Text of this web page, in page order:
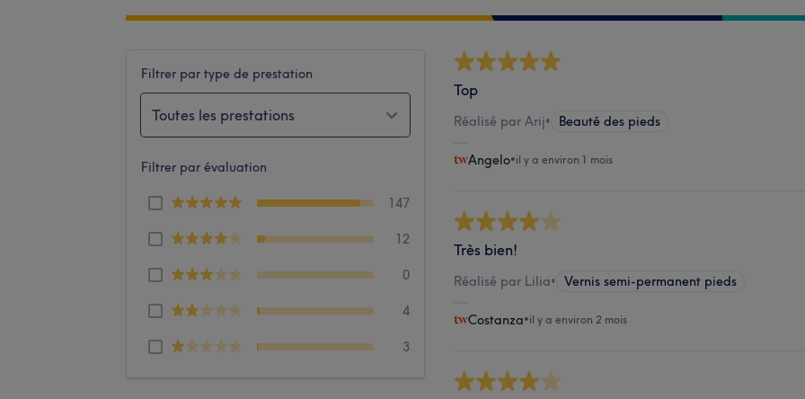
Filtrer par type de prestation
Toutes les prestations
Filtrer par évaluation
147
12
0
4
3
Top
Réalisé par Arij• Beauté des pieds
Angelo•il y a environ 1 mois
Très bien!
Réalisé par Lilia• Vernis semi-permanent pieds
Costanza•il y a environ 2 mois